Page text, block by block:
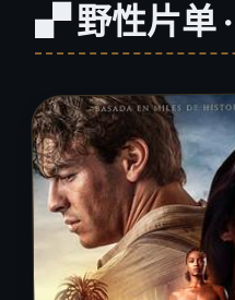
▞ 野性片单